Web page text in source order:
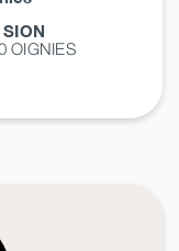
OIGNIES